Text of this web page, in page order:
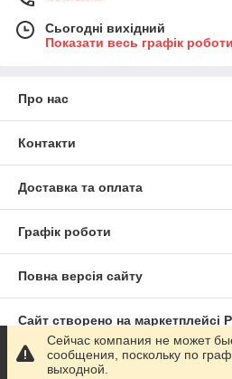
Сьогодні вихідний
Показати весь графік роботи
Про нас
Контакти
Доставка та оплата
Графік роботи
Повна версія сайту
Сайт створено на маркетплейсі
Політика конфіденційності
Сейчас компания не может
сообщения, поскольку по
выходной.